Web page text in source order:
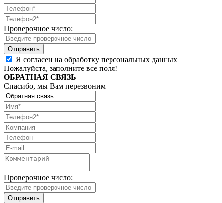
Проверочное число:
Я согласен на обработку персональных данных
Пожалуйста, заполните все поля!
ОБРАТНАЯ СВЯЗЬ
Спасибо, мы Вам перезвоним
Проверочное число: